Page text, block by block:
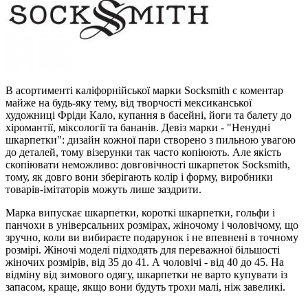
В асортименті каліфорнійської марки Socksmith є коментар
майже на будь-яку тему, від творчості мексиканської
художниці Фріди Кало, купання в басейні, йоги та балету до
хіромантії, міксології та бананів. Девіз марки - "Ненудні
шкарпетки": дизайн кожної пари створено з пильною увагою
до деталей, тому візерунки так часто копіюють. Але якість
скопіювати неможливо: довговічності шкарпеток Socksmith,
тому, як довго вони зберігають колір і форму, виробники
товарів-імітаторів можуть лише заздрити.
Марка випускає шкарпетки, короткі шкарпетки, гольфи і
панчохи в універсальних розмірах, жіночому і чоловічому, що
зручно, коли ви вибираєте подарунок і не впевнені в точному
розмірі. Жіночі моделі підходять для переважної більшості
жіночих розмірів, від 35 до 41. А чоловічі - від 40 до 45. На
відміну від зимового одягу, шкарпетки не варто купувати із
запасом, краще, якщо вони будуть трохи малі, ніж завеликі.